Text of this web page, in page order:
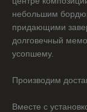
небольшим
придающими
долговечный
усопшему.
Производим
Вместе с